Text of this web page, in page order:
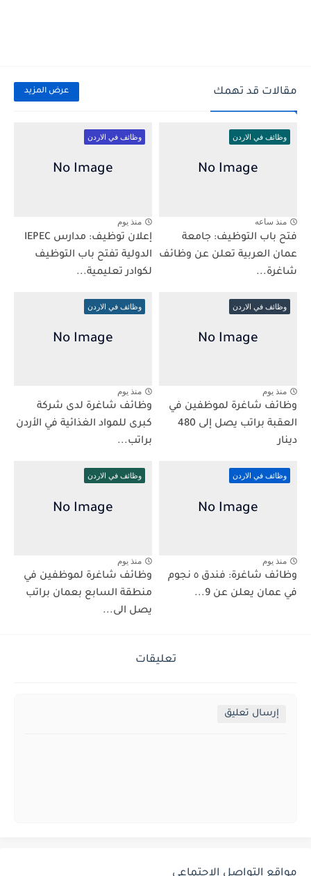
مقالات قد تهمك عرض المزيد
وظائف في الاردن
منذ ساعه
فتح باب التوظيف: جامعة
عمان العربية تعلن عن وظائف
شاغرة...
وظائف في الاردن
منذ يوم
إعلان توظيف: مدارس IEPEC
الدولية تفتح باب التوظيف
لكوادر تعليمية...
وظائف في الاردن
منذ يوم
وظائف شاغرة لموظفين في
العقبة براتب يصل إلى 480
دينار
وظائف في الاردن
منذ يوم
وظائف شاغرة لدى شركة
كبرى للمواد الغذائية في الأردن
براتب...
وظائف في الاردن
منذ يوم
وظائف شاغرة: فندق ٥ نجوم
في عمان يعلن عن 9...
وظائف في الاردن
منذ يوم
وظائف شاغرة لموظفين في
منطقة السابع بعمان براتب
يصل الى...
تعليقات
إرسال تعليق
مواقع التواصل الإجتماعي